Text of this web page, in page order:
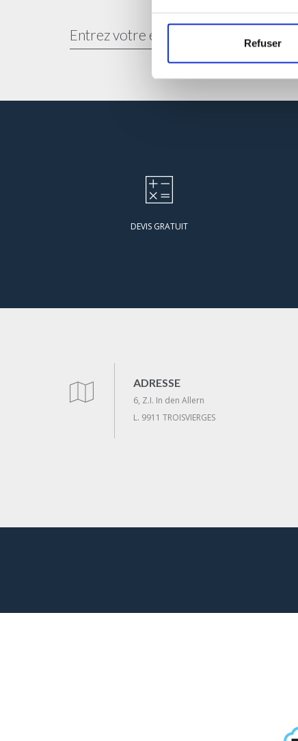
Refuser
DEVIS GRATUIT
ADRESSE
6, Z.I. In den Allern
L. 9911 TROISVIERGES